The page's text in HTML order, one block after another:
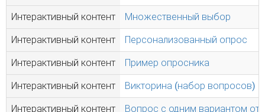
Интерактивный контент Множественный выбор
Интерактивный контент Персонализованный опрос
Интерактивный контент Пример опросника
Интерактивный контент Викторина (набор вопросов)
Интерактивный контент Вопрос с одним вариантом